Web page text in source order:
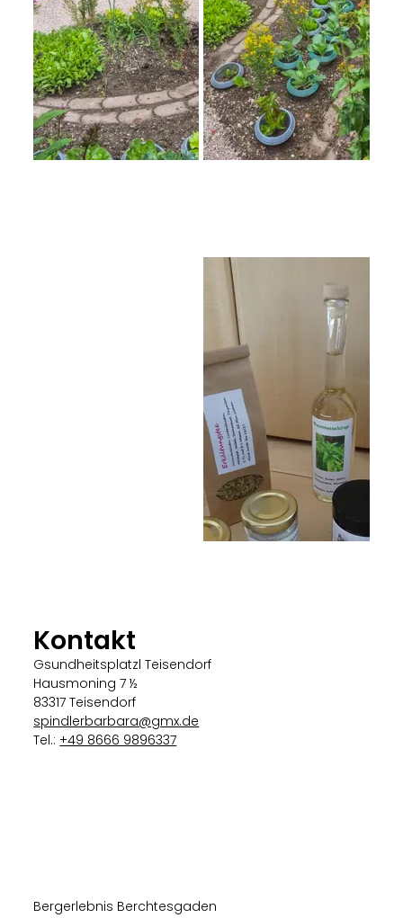
Kontakt
Gsundheitsplatzl Teisendorf
Hausmoning 7 ½
83317 Teisendorf
spindlerbarbara@gmx.de
Tel.:+49 8666 9896337
Bergerlebnis Berchtesgaden